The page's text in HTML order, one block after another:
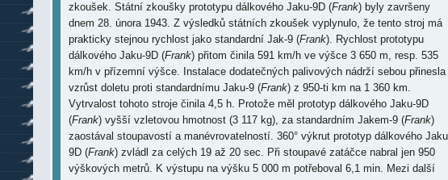
zkoušek. Státní zkoušky prototypu dálkového Jaku-9D (Frank) byly završeny
dnem 28. února 1943. Z výsledků státních zkoušek vyplynulo, že tento stroj má
prakticky stejnou rychlost jako standardní Jak-9 (Frank). Rychlost prototypu
dálkového Jaku-9D (Frank) přitom činila 591 km/h ve výšce 3 650 m, resp. 535
km/h v přízemní výšce. Instalace dodatečných palivových nádrží sebou přinesla
vzrůst doletu proti standardnímu Jaku-9 (Frank) z 950-ti km na 1 360 km.
Vytrvalost tohoto stroje činila 4,5 h. Protože měl prototyp dálkového Jaku-9D
(Frank) vyšší vzletovou hmotnost (3 117 kg), za standardním Jakem-9 (Frank)
zaostával stoupavostí a manévrovatelností. 360° výkrut prototyp dálkového
9D (Frank) zvládl za celých 19 až 20 sec. Při stoupavé zatáčce nabral jen 950
výškových metrů. K výstupu na výšku 5 000 m potřeboval 6,1 min. Mezi další